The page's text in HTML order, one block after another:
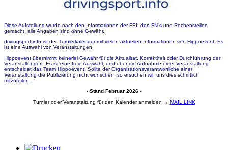
Diese Aufstellung wurde nach den Informationen der FEI, den FN´s und Rechenstellen
gemacht, alle Angaben sind ohne Gewähr.
drivingsport.info ist der Turnierkalender mit vielen aktuellen Informationen von Hippoevent. Es
ist eine Auswahl von Veranstaltungen.
Hippoevent übernimmt keinerlei Gewähr für die Aktualität, Korrektheit oder Durchführung der
Veranstaltungen. Es ist eine freie Auswahl, und über die Aufnahme einer Veranstaltung
entscheidet das Team Hippoevent. Sollte der Organisationsverantwortliche einer
Veranstaltung die Publizierung nicht wünschen, so ersuchen wir, uns dies schriftlich
mitzuteilen.
- Stand Februar 2026 -
Turnier oder Veranstaltung für den Kalender anmelden → MAIL LINK